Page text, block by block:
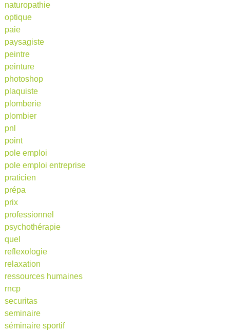
naturopathie
optique
paie
paysagiste
peintre
peinture
photoshop
plaquiste
plomberie
plombier
pnl
point
pole emploi
pole emploi entreprise
praticien
prépa
prix
professionnel
psychothérapie
quel
reflexologie
relaxation
ressources humaines
rncp
securitas
seminaire
séminaire sportif